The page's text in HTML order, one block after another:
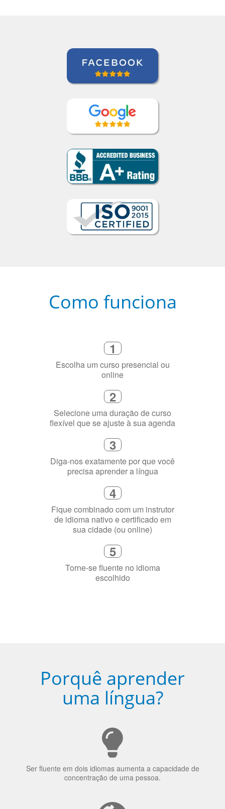
Como funciona
1
Escolha um curso presencial ou
online
2
Selecione uma duração de curso
flexível que se ajuste à sua agenda
3
Diga-nos exatamente por que você
precisa aprender a língua
4
Fique combinado com um instrutor
de idioma nativo e certificado em
sua cidade (ou online)
5
Torne-se fluente no idioma
escolhido
Porquê aprender
uma língua?
Ser fluente em dois idiomas aumenta a capacidade de
concentração de uma pessoa.